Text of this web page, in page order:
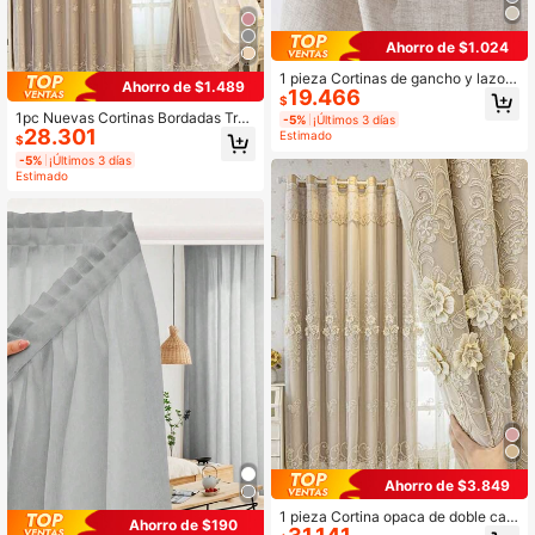
Ahorro de $1.489
1pc Nuevas Cortinas Bordadas Tran
sparentes, Doble Capa, Adecuadas
para la Sala y el Dormitorio, Sencill
o Estilo Campestre de Cortina para
Ventana de Bahía
$28.301
-5% ¡Últimos 3 días
Estimado
Ahorro de $190
Ahorro de $1.024
1 pieza Cortinas de gancho y lazo, f
ácil de instalar sin taladrar, sombra
de ventana autoadhesiva para prot
ección solar y aislamiento térmico
$19.466
-5% ¡Últimos 3 días
Estimado
Ahorro de $3.849
1 pieza Cortina opaca de doble cap